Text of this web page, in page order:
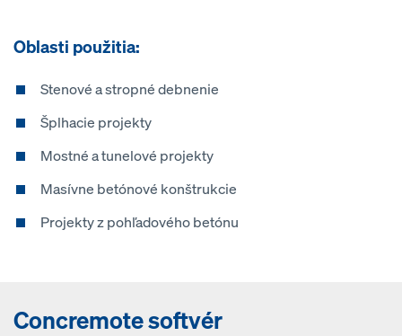
Oblasti použitia:
Stenové a stropné debnenie
Šplhacie projekty
Mostné a tunelové projekty
Masívne betónové konštrukcie
Projekty z pohľadového betónu
Concremote softvér